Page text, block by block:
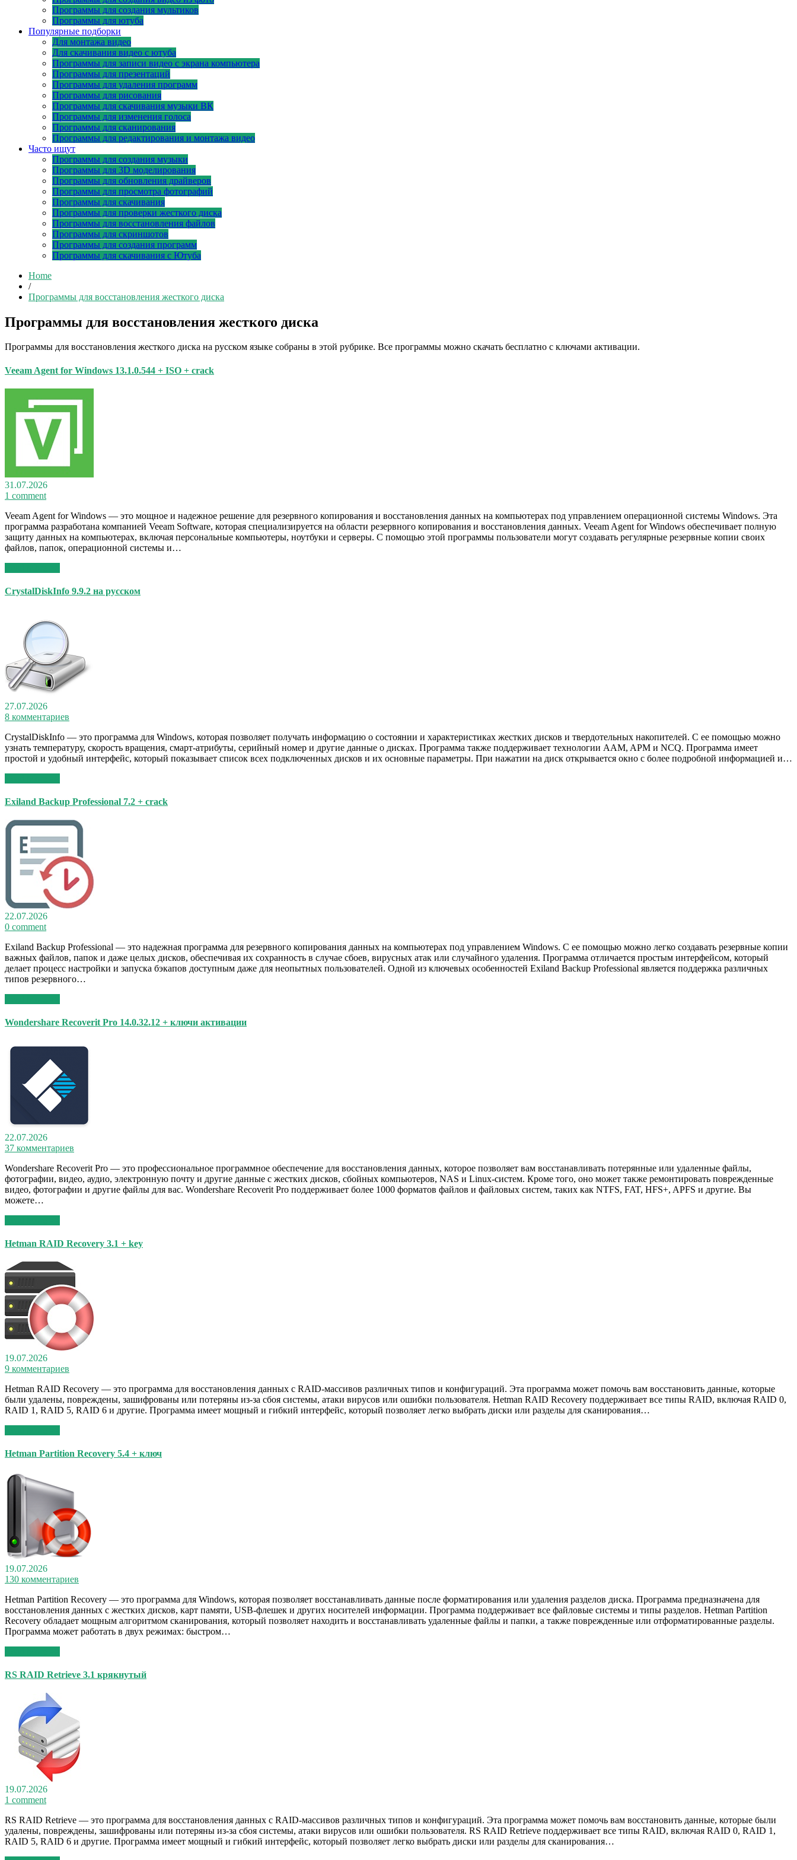
Программы для создания мультиков
Программы для ютуба
Популярные подборки
Для монтажа видео
Для скачивания видео с ютуба
Программы для записи видео с экрана компьютера
Программы для презентаций
Программы для удаления программ
Программы для рисования
Программы для скачивания музыки ВК
Программы для изменения голоса
Программы для сканирования
Программы для редактирования и монтажа видео
Часто ищут
Программы для создания музыки
Программы для 3D моделирования
Программы для обновления драйверов
Программы для просмотра фотографий
Программы для скачивания
Программы для проверки жесткого диска
Программы для восстановления файлов
Программы для скриншотов
Программы для создания программ
Программы для скачивания с Ютуба
Home
/
Программы для восстановления жесткого диска
Программы для восстановления жесткого диска
Программы для восстановления жесткого диска на русском языке собраны в этой рубрике. Все программы можно скачать бесплатно с ключами активации.
Veeam Agent for Windows 13.1.0.544 + ISO + crack
31.07.2026
1 comment
Veeam Agent for Windows — это мощное и надежное решение для резервного копирования и восстановления данных на компьютерах под управлением операционной системы Windows. Эта
программа разработана компанией Veeam Software, которая специализируется на области резервного копирования и восстановления данных. Veeam Agent for Windows обеспечивает полную
защиту данных на компьютерах, включая персональные компьютеры, ноутбуки и серверы. С помощью этой программы пользователи могут создавать регулярные резервные копии своих
файлов, папок, операционной системы и…
CrystalDiskInfo 9.9.2 на русском
27.07.2026
8 комментариев
CrystalDiskInfo — это программа для Windows, которая позволяет получать информацию о состоянии и характеристиках жестких дисков и твердотельных накопителей. С ее помощью можно
узнать температуру, скорость вращения, смарт-атрибуты, серийный номер и другие данные о дисках. Программа также поддерживает технологии AAM, APM и NCQ. Программа имеет
простой и удобный интерфейс, который показывает список всех подключенных дисков и их основные параметры. При нажатии на диск открывается окно с более подробной информацией и…
Exiland Backup Professional 7.2 + crack
22.07.2026
0 comment
Exiland Backup Professional — это надежная программа для резервного копирования данных на компьютерах под управлением Windows. С ее помощью можно легко создавать резервные копии
важных файлов, папок и даже целых дисков, обеспечивая их сохранность в случае сбоев, вирусных атак или случайного удаления. Программа отличается простым интерфейсом, который
делает процесс настройки и запуска бэкапов доступным даже для неопытных пользователей. Одной из ключевых особенностей Exiland Backup Professional является поддержка различных
типов резервного…
Wondershare Recoverit Pro 14.0.32.12 + ключи активации
22.07.2026
37 комментариев
Wondershare Recoverit Pro — это профессиональное программное обеспечение для восстановления данных, которое позволяет вам восстанавливать потерянные или удаленные файлы,
фотографии, видео, аудио, электронную почту и другие данные с жестких дисков, сбойных компьютеров, NAS и Linux-систем. Кроме того, оно может также ремонтировать поврежденные
видео, фотографии и другие файлы для вас. Wondershare Recoverit Pro поддерживает более 1000 форматов файлов и файловых систем, таких как NTFS, FAT, HFS+, APFS и другие. Вы
можете…
Hetman RAID Recovery 3.1 + key
19.07.2026
9 комментариев
Hetman RAID Recovery — это программа для восстановления данных с RAID-массивов различных типов и конфигураций. Эта программа может помочь вам восстановить данные, которые
были удалены, повреждены, зашифрованы или потеряны из-за сбоя системы, атаки вирусов или ошибки пользователя. Hetman RAID Recovery поддерживает все типы RAID, включая RAID 0,
RAID 1, RAID 5, RAID 6 и другие. Программа имеет мощный и гибкий интерфейс, который позволяет легко выбрать диски или разделы для сканирования…
Hetman Partition Recovery 5.4 + ключ
19.07.2026
130 комментариев
Hetman Partition Recovery — это программа для Windows, которая позволяет восстанавливать данные после форматирования или удаления разделов диска. Программа предназначена для
восстановления данных с жестких дисков, карт памяти, USB-флешек и других носителей информации. Программа поддерживает все файловые системы и типы разделов. Hetman Partition
Recovery обладает мощным алгоритмом сканирования, который позволяет находить и восстанавливать удаленные файлы и папки, а также поврежденные или отформатированные разделы.
Программа может работать в двух режимах: быстром…
RS RAID Retrieve 3.1 крякнутый
19.07.2026
1 comment
RS RAID Retrieve — это программа для восстановления данных с RAID-массивов различных типов и конфигураций. Эта программа может помочь вам восстановить данные, которые были
удалены, повреждены, зашифрованы или потеряны из-за сбоя системы, атаки вирусов или ошибки пользователя. RS RAID Retrieve поддерживает все типы RAID, включая RAID 0, RAID 1,
RAID 5, RAID 6 и другие. Программа имеет мощный и гибкий интерфейс, который позволяет легко выбрать диски или разделы для сканирования…